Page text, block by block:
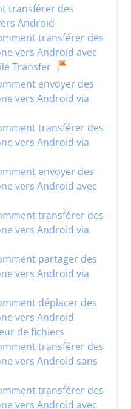
transférer des
Android
transférer des
vers Android avec
Transfer
envoyer des
vers Android via
transférer des
vers Android via
envoyer des
vers Android avec
transférer des
vers Android via
partager des
vers Android via
déplacer des
vers Android
de fichiers
transférer des
vers Android sans
transférer des
vers Android avec